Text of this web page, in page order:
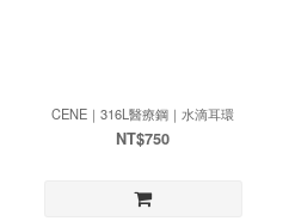
CENE｜316L醫療鋼｜水滴耳環
NT$750